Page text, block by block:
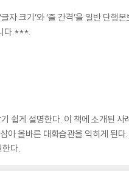
크기’와 ‘줄 간격’을 일반 단행
다.***.
쉽게 설명한다. 이 책에 소개된 사
아 올바른 대화습관을 익히게 된다
다.